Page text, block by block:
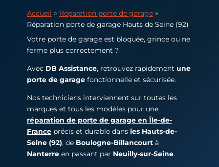
Accueil » Réparation porte de garage»
Réparation porte de garage Hauts de Seine (92)
Votre porte de garage est bloquée, grince ou ne
ferme plus correctement ?
Avec DB Assistance, retrouvez rapidement une
porte de garagefonctionnelle et sécurisée.
Nos techniciens interviennent sur toutes les
marques et tous les modèles pour une
réparation de porte de garage en Île-de-
Franceprécis et durable dans les Hauts-de-
Seine (92), de Boulogne-Billancourtà
Nanterreen passant par Neuilly-sur-Seine.